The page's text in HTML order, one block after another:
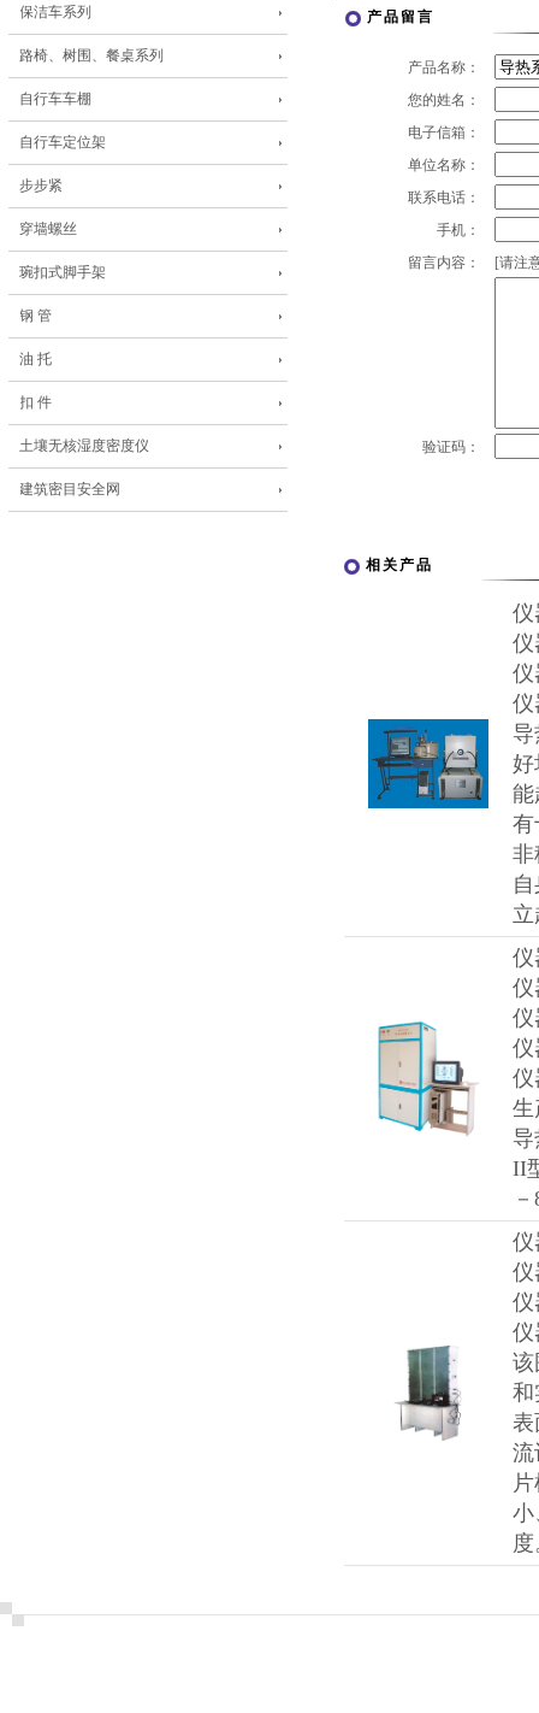
保洁车系列
路椅、树围、餐桌系列
自行车车棚
自行车定位架
步步紧
穿墙螺丝
琬扣式脚手架
钢 管
油 托
扣 件
土壤无核湿度密度仪
建筑密目安全网
产品留言
产品名称：
您的姓名：
电子信箱：
单位名称：
联系电话：
手机：
留言内容：
[请注
验证码：
相关产品
仪
仪
仪
仪
导
好
能
有
非
仪
仪
仪
仪
仪
II
仪
仪
仪
仪
该
和
表
流
小